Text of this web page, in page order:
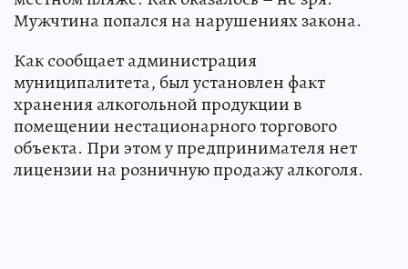
Мужчтина попался на нарушениях закона.
Как сообщает администрация
муниципалитета, был установлен факт
хранения алкогольной продукции в
помещении нестационарного торгового
объекта. При этом у предпринимателя нет
лицензии на розничную продажу алкоголя.